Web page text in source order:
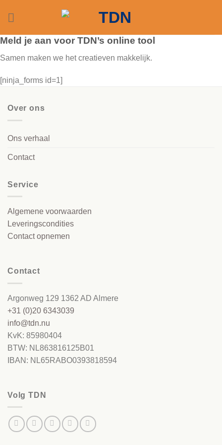
Meld je aan voor TDN’s online tool
Samen maken we het creatieven makkelijk.
[ninja_forms id=1]
Over ons
Ons verhaal
Contact
Service
Algemene voorwaarden
Leveringscondities
Contact opnemen
Contact
Argonweg 129 1362 AD Almere
+31 (0)20 6343039
info@tdn.nu
KvK: 85980404
BTW: NL863816125B01
IBAN: NL65RABO0393818594
Volg TDN